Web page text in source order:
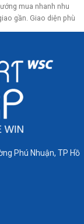
mua nhanh nhu
gần. Giao diện phù
hàng tạp hóa, giao
tin, dễ chuyển đổi.
Phú Nhuận, TP Hồ